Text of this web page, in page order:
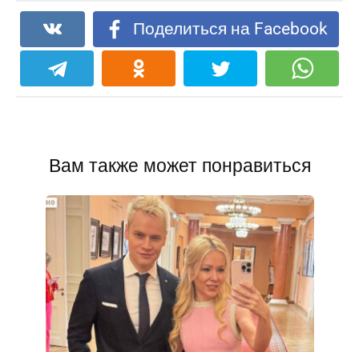
Поделиться на Facebook
Вам также может понравиться